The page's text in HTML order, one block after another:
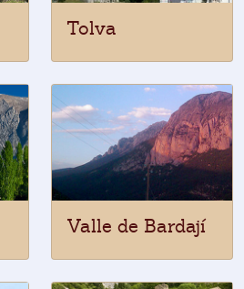
Tolva
Valle de Bardají